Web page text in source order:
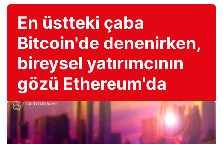
En üstteki çaba
Bitcoin'de denenirken,
bireysel yatırımcının
gözü Ethereum'da